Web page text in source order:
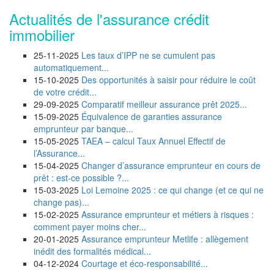
Actualités de l'assurance crédit
immobilier
25-11-2025 Les taux d’IPP ne se cumulent pas
automatiquement...
15-10-2025 Des opportunités à saisir pour réduire le coût
de votre crédit...
29-09-2025 Comparatif meilleur assurance prêt 2025...
15-09-2025 Équivalence de garanties assurance
emprunteur par banque...
15-05-2025 TAEA – calcul Taux Annuel Effectif de
l’Assurance...
15-04-2025 Changer d’assurance emprunteur en cours de
prêt : est-ce possible ?...
15-03-2025 Loi Lemoine 2025 : ce qui change (et ce qui ne
change pas)...
15-02-2025 Assurance emprunteur et métiers à risques :
comment payer moins cher...
20-01-2025 Assurance emprunteur Metlife : allègement
inédit des formalités médical...
04-12-2024 Courtage et éco-responsabilité...